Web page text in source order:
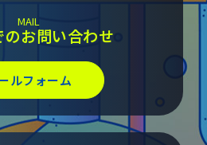
MAIL
のお問い合わせ
ルフォーム